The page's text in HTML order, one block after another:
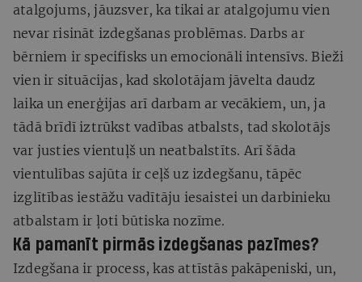
atalgojums, jāuzsver, ka tikai ar atalgojumu vien
nevar risināt izdegšanas problēmas. Darbs ar
bērniem ir specifisks un emocionāli intensīvs. Bieži
vien ir situācijas, kad skolotājam jāvelta daudz
laika un enerģijas arī darbam ar vecākiem, un, ja
tādā brīdī iztrūkst vadības atbalsts, tad skolotājs
var justies vientuļš un neatbalstīts. Arī šāda
vientulības sajūta ir ceļš uz izdegšanu, tāpēc
izglītības iestāžu vadītāju iesaistei un darbinieku
atbalstam ir ļoti būtiska nozīme.
Kā pamanīt pirmās izdegšanas pazīmes?
Izdegšana ir process, kas attīstās pakāpeniski, un,